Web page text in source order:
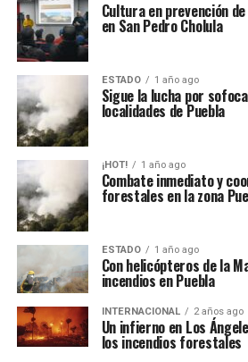
Cultura en prevención
en San Pedro Cholula
ESTADO 1 año ago
Sigue la lucha por
localidades de Puebla
¡HOT! 1 año ago
Combate inmediato y
forestales en la zona
ESTADO 1 año ago
Con helicópteros de la
incendios en Puebla
INTERNACIONAL 2 años ago
Un infierno en Los
los incendios forestales